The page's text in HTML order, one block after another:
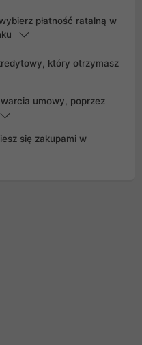
płatność ratalną w
który otrzymasz
umowy, poprzez
się zakupami w